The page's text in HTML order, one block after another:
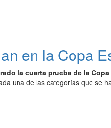
en la Copa
la cuarta prueba de la
una de las categorías que se